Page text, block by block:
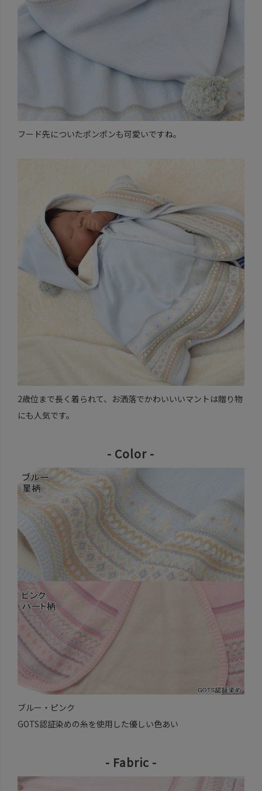
フード先についたポンポンも可愛いですね。
2歳位まで長く着られて、お洒落でかわいいいマントは贈り物
にも人気です。
- Color -
ブルー・ピンク
GOTS認証染めの糸を使用した優しい色あい
- Fabric -